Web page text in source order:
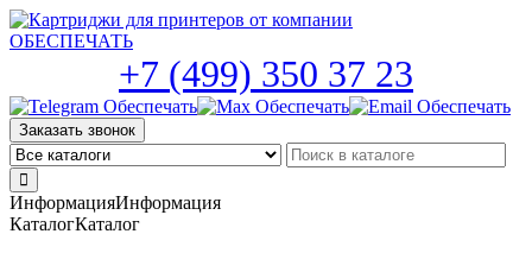
Skip
to
+7 (499) 350 37 23
Заказать звонок
ИнформацияИнформация
КаталогКаталог